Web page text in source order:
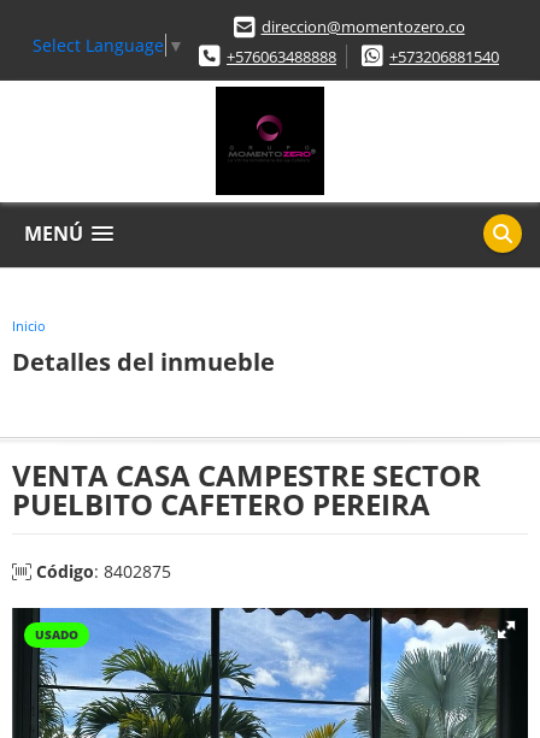
Select Language ▼
direccion@momentozero.co
+576063488888
+573206881540
MENÚ
Inicio
Detalles del inmueble
VENTA CASA CAMPESTRE SECTOR
PUELBITO CAFETERO PEREIRA
Código: 8402875
USADO